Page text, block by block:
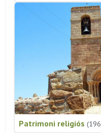
Patrimoni religiós (196